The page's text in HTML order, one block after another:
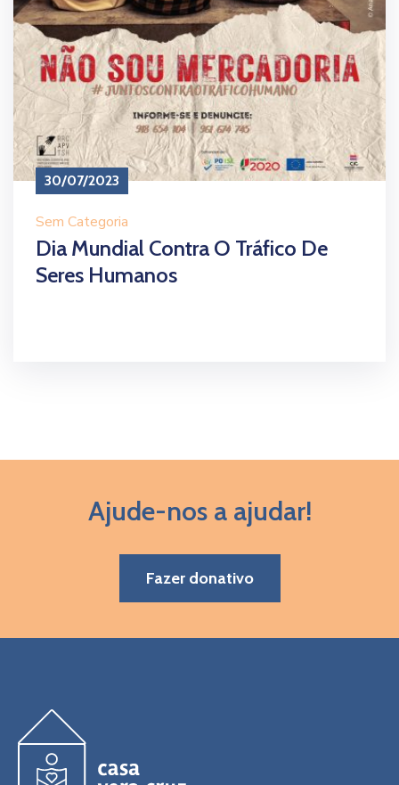
30/07/2023
Sem Categoria
Dia Mundial Contra O Tráfico De
Seres Humanos
Ajude-nos a ajudar!
Fazer donativo